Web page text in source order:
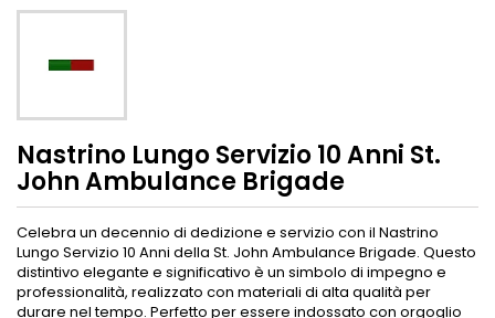
Nastrino Lungo Servizio 10 Anni St.
John Ambulance Brigade
Celebra un decennio di dedizione e servizio con il Nastrino
Lungo Servizio 10 Anni della St. John Ambulance Brigade. Questo
distintivo elegante e significativo è un simbolo di impegno e
professionalità, realizzato con materiali di alta qualità per
durare nel tempo. Perfetto per essere indossato con orgoglio